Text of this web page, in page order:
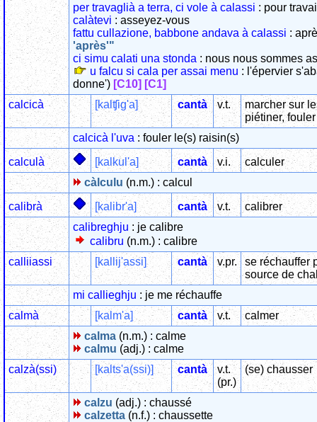
per travaglià a terra, ci vole à calassi : pour
calàtevi : asseyez-vous
fattu cullazione, babbone andava à calassi :
'après'"
ci simu calati una stonda : nous nous sommes
u falcu si cala per assai menu : l'épervier
donne') [C10] [C1]
calcicà
[kalʧig'a] cantà v.t.
marcher sur
piétiner,
calcicà l'uva : fouler le(s) raisin(s)
calculà
[kalkul'a] cantà v.i.
calculer
càlculu (n.m.) : calcul
calibrà
[kalibr'a] cantà v.t.
calibrer
calibreghju : je calibre
calibru (n.m.) : calibre
calliiassi
[kallij'assi] cantà v.pr.
se réchauffer
source de
mi callieghju : je me réchauffe
calmà
[kalm'a] cantà v.t.
calmer
calma (n.m.) : calme
calmu (adj.) : calme
calzà(ssi)
[kalts'a(ssi)] cantà
v.t.
(pr.)
(se) chausser
calzu (adj.) : chaussé
calzetta (n.f.) : chaussette